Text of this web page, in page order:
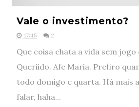
Vale o investimento?
17:45 2
Que coisa chata a vida sem jogo
Queriido. Afe Maria. Prefiro
todo domigo e quarta. Há mais
falar, haha...